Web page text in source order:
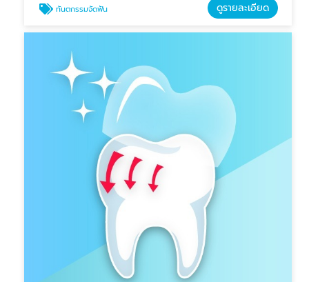
ทันตกรรมจัดฟัน ดูรายละเอียด